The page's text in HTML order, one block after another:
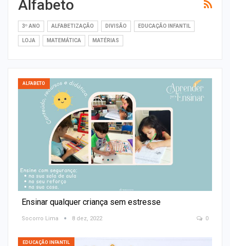
Alfabeto
3º ANO ALFABETIZAÇÃO DIVISÃO EDUCAÇÃO INFANTIL
LOJA MATEMÁTICA MATÉRIAS
ALFABETO
Ensinar qualquer criança sem estresse
Socorro Lima 8 dez, 2022 0
EDUCAÇÃO INFANTIL